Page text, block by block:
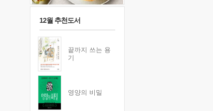
12월 추천도서
끝까지 쓰는 용
기
영양의 비밀